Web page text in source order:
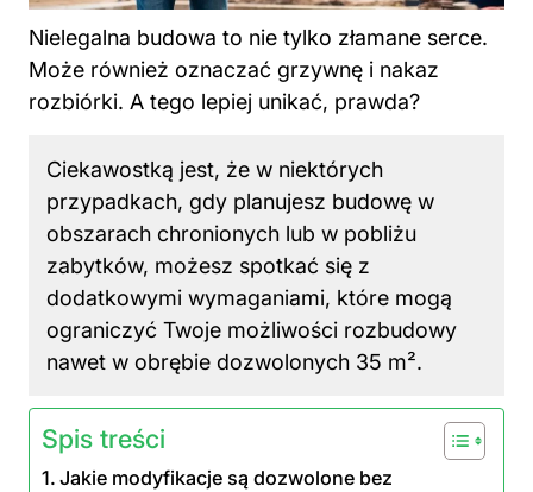
Nielegalna budowa to nie tylko złamane serce.
Może również oznaczać grzywnę i nakaz
rozbiórki. A tego lepiej unikać, prawda?
Ciekawostką jest, że w niektórych
przypadkach, gdy planujesz budowę w
obszarach chronionych lub w pobliżu
zabytków, możesz spotkać się z
dodatkowymi wymaganiami, które mogą
ograniczyć Twoje możliwości rozbudowy
nawet w obrębie dozwolonych 35 m².
Spis treści
Jakie modyfikacje są dozwolone bez